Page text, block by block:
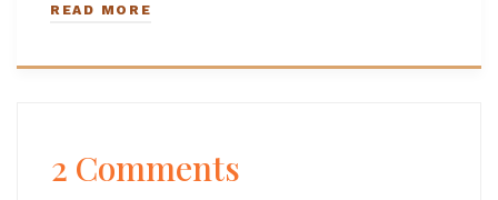
READ MORE
2 Comments